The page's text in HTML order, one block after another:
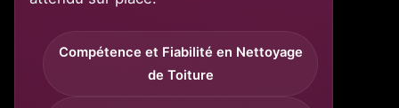
Compétence et Fiabilité en Nettoyage
de Toiture